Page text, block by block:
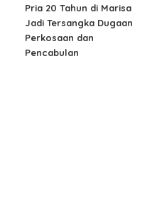
Pria 20 Tahun di Marisa
Jadi Tersangka Dugaan
Perkosaan dan
Pencabulan